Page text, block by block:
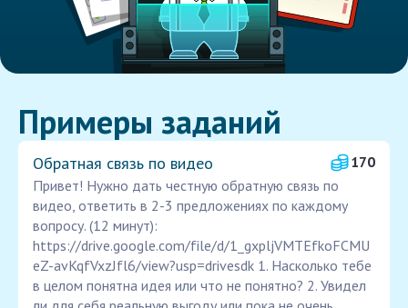
Примеры заданий
Обратная связь по видео
170
Привет! Нужно дать честную обратную связь по
видео, ответить в 2-3 предложениях по каждому
вопросу. (12 минут):
https://drive.google.com/file/d/1_gxpljVMTEfkoFCMU
eZ-avKqfVxzJfl6/view?usp=drivesdk 1. Насколько тебе
в целом понятна идея или что не понятно? 2. Увидел